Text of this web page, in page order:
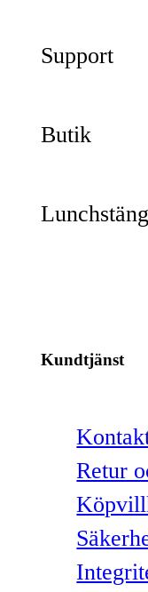
Support
Butik
Kundtjänst
Retur